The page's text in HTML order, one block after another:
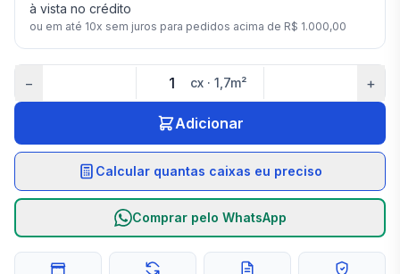
à vista no crédito
ou em até 10x sem juros para pedidos acima de R$ 1.000,00
− cx· 1,7m² +
Adicionar
Calcular quantas caixas eu preciso
Comprar pelo WhatsApp